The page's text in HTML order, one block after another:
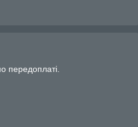
передоплаті.